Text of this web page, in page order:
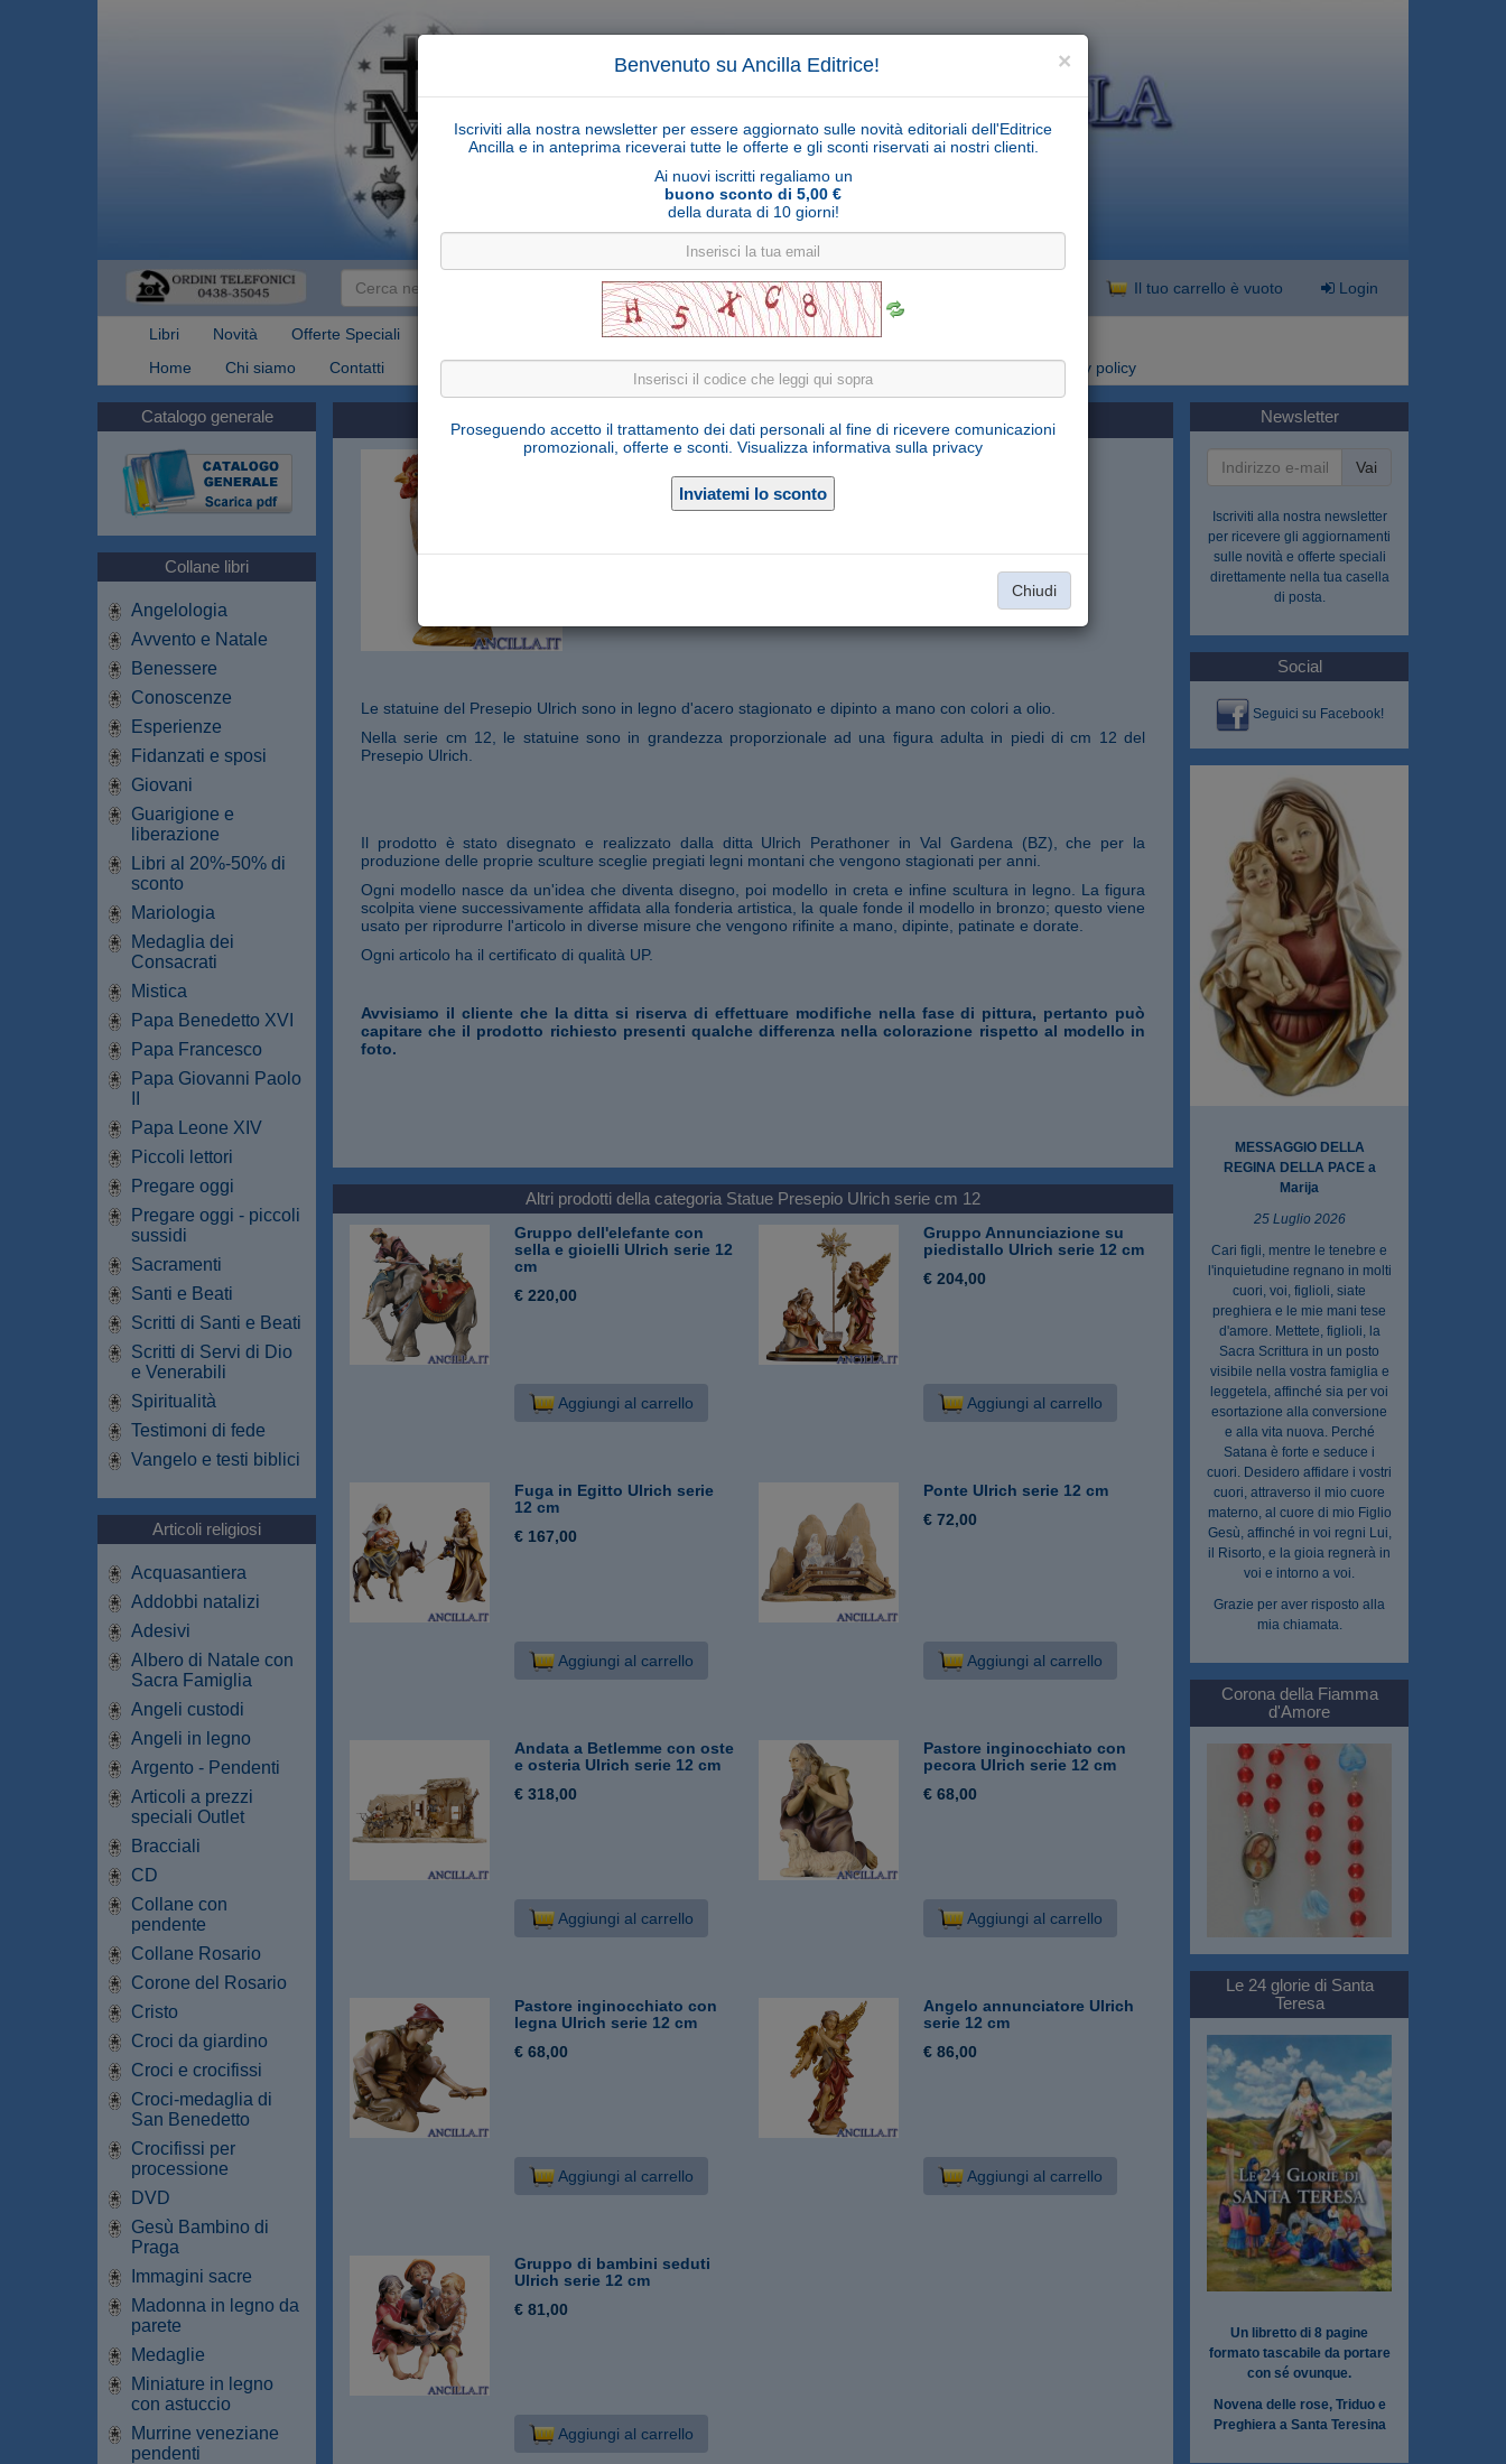
×
Benvenuto su Ancilla Editrice!
Iscriviti alla nostra newsletter per essere aggiornato sulle novità editoriali dell'Editrice
Ancilla e in anteprima riceverai tutte le offerte e gli sconti riservati ai nostri clienti.
Ai nuovi iscritti regaliamo un
buono sconto di 5,00 €
della durata di 10 giorni!
Proseguendo accetto il trattamento dei dati personali al fine di ricevere comunicazioni
promozionali, offerte e sconti. Visualizza informativa sulla privacy
Chiudi
Cerca Il tuo carrello è vuoto Login
Libri Novità Offerte Speciali Collane libri
Articoli religiosi
Home
Chi siamo Contatti Spedizioni Privacy policy
Catalogo generale
Collane libri
Angelologia
Avvento e Natale
Benessere
Conoscenze
Esperienze
Fidanzati e sposi
Giovani
Guarigione e
liberazione
Libri al 20%-50% di
sconto
Mariologia
Medaglia dei
Consacrati
Mistica
Papa Benedetto XVI
Papa Francesco
Papa Giovanni Paolo
Papa Leone XIV
Piccoli lettori
Pregare oggi
Pregare oggi - piccoli
sussidi
Sacramenti
Santi e Beati
Scritti di Santi e Beati
Scritti di Servi di Dio
e Venerabili
Spiritualità
Testimoni di fede
Vangelo e testi biblici
Articoli religiosi
Acquasantiera
Addobbi natalizi
Adesivi
Albero di Natale con
Sacra Famiglia
Angeli custodi
Angeli in legno
Argento - Pendenti
Articoli a prezzi
speciali Outlet
Bracciali
CD
Collane con
pendente
Collane Rosario
Corone del Rosario
Cristo
Croci da giardino
Croci e crocifissi
Croci-medaglia di
San Benedetto
Crocifissi per
processione
DVD
Gesù Bambino di
Praga
Immagini sacre
Madonna in legno da
parete
Medaglie
Miniature in legno
con astuccio
Murrine veneziane
pendenti
Gallina in piedi Ulrich serie 12 cm
Materiale: Legno d'acero
Collana: Statue Presepio Ulrich serie cm 12
Le statuine del Presepio Ulrich sono in legno d'acero stagionato e dipinto a mano con colori a olio.
Nella serie cm 12, le statuine sono in grandezza proporzionale ad una figura adulta in piedi di cm 12 del
Presepio Ulrich.
Il prodotto è stato disegnato e realizzato dalla ditta Ulrich Perathoner in Val Gardena (BZ), che per la
produzione delle proprie sculture sceglie pregiati legni montani che vengono stagionati per anni.
Ogni modello nasce da un'idea che diventa disegno, poi modello in creta e infine scultura in legno. La figura
scolpita viene successivamente affidata alla fonderia artistica, la quale fonde il modello in bronzo; questo viene
usato per riprodurre l'articolo in diverse misure che vengono rifinite a mano, dipinte, patinate e dorate.
Ogni articolo ha il certificato di qualità UP.
Avvisiamo il cliente che la ditta si riserva di effettuare modifiche nella fase di pittura, pertanto può
capitare che il prodotto richiesto presenti qualche differenza nella colorazione rispetto al modello in
foto.
Altri prodotti della categoria Statue Presepio Ulrich serie cm 12
Gruppo dell'elefante con
sella e gioielli Ulrich serie 12
cm
€ 220,00
Aggiungi al carrello
Gruppo Annunciazione su
piedistallo Ulrich serie 12 cm
€ 204,00
Aggiungi al carrello
Fuga in Egitto Ulrich serie
12 cm
€ 167,00
Aggiungi al carrello
Ponte Ulrich serie 12 cm
€ 72,00
Aggiungi al carrello
Andata a Betlemme con oste
e osteria Ulrich serie 12 cm
€ 318,00
Aggiungi al carrello
Pastore inginocchiato con
pecora Ulrich serie 12 cm
€ 68,00
Aggiungi al carrello
Pastore inginocchiato con
legna Ulrich serie 12 cm
€ 68,00
Aggiungi al carrello
Angelo annunciatore Ulrich
serie 12 cm
€ 86,00
Aggiungi al carrello
Gruppo di bambini seduti
Ulrich serie 12 cm
€ 81,00
Aggiungi al carrello
Newsletter
Vai
Iscriviti alla nostra newsletter
per ricevere gli aggiornamenti
sulle novità e offerte speciali
direttamente nella tua casella
di posta.
Social
Seguici su Facebook!
MESSAGGIO DELLA
REGINA DELLA PACE a
Marija
25 Luglio 2026
Cari figli, mentre le tenebre e
l'inquietudine regnano in molti
cuori, voi, figlioli, siate
preghiera e le mie mani tese
d'amore. Mettete, figlioli, la
Sacra Scrittura in un posto
visibile nella vostra famiglia e
leggetela, affinché sia per voi
esortazione alla conversione
e alla vita nuova. Perché
Satana è forte e seduce i
cuori. Desidero affidare i vostri
cuori, attraverso il mio cuore
materno, al cuore di mio Figlio
Gesù, affinché in voi regni Lui,
il Risorto, e la gioia regnerà in
voi e intorno a voi.
Grazie per aver risposto alla
mia chiamata.
Corona della Fiamma
d'Amore
Le 24 glorie di Santa
Teresa
Un libretto di 8 pagine
formato tascabile da portare
con sé ovunque.
Novena delle rose, Triduo e
Preghiera a Santa Teresina